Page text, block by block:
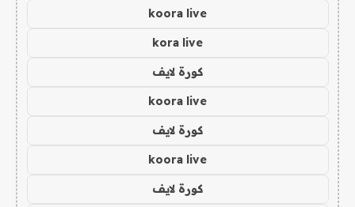
koora live
kora live
كورة لايف
koora live
كورة لايف
koora live
كورة لايف